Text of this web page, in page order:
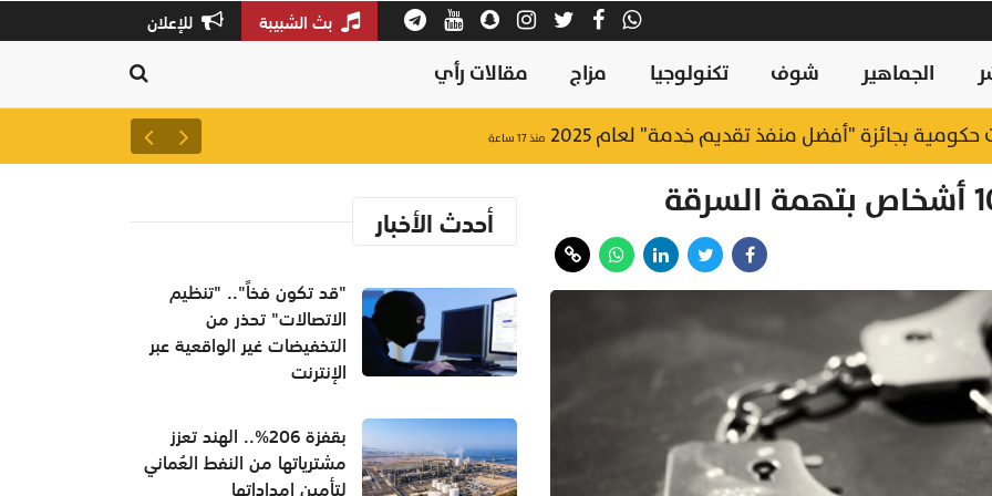
بث الشبيبة للإعلان
الجماهير شوف تكنولوجيا مزاج مقالات رأي
منذ ١٧ ساعة لتعزيز سلاسل الإمداد..
أحدث الأخبار
"قد تكون فخاً".. "تنظيم
الاتصالات" تحذر من
التخفيضات غير الواقعية عبر
الإنترنت
بقفزة 206%.. الهند تعزز
مشترياتها من النفط العُماني